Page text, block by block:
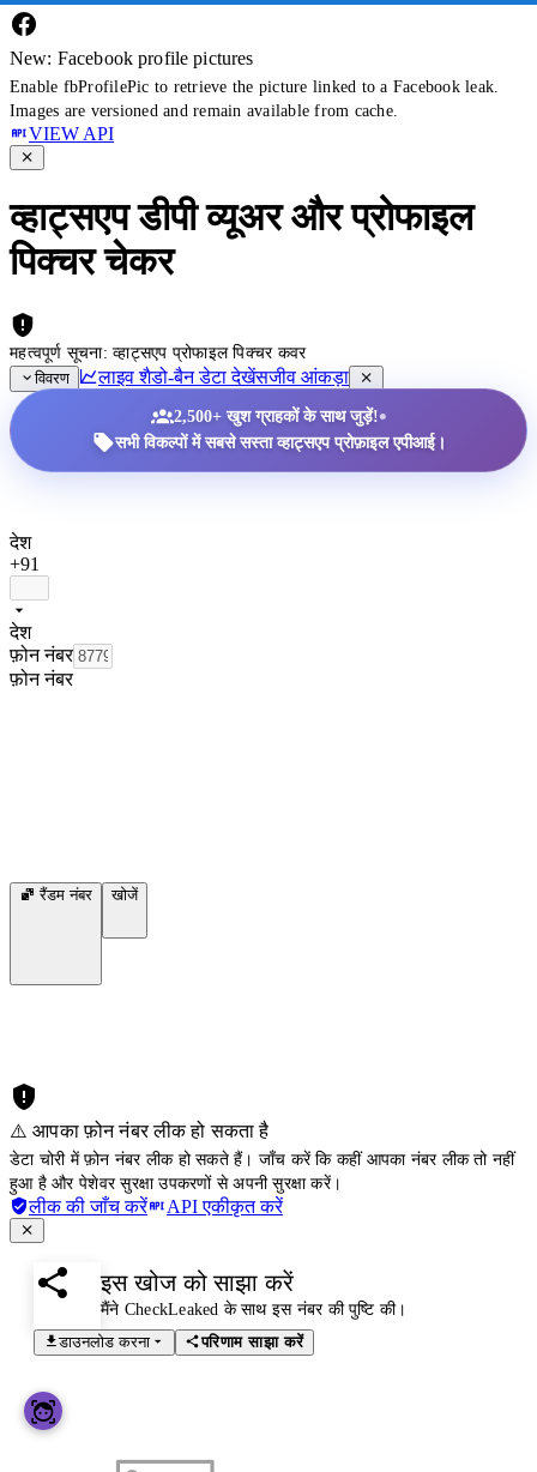
New: Facebook profile pictures
Enable fbProfilePic to retrieve the picture linked to a Facebook leak.
Images are versioned and remain available from cache.
VIEW API
व्हाट्सएप डीपी व्यूअर और प्रोफाइल
पिक्चर चेकर
महत्वपूर्ण सूचना: व्हाट्सएप प्रोफाइल पिक्चर कवर
विवरण
लाइव शैडो-बैन डेटा देखेंसजीव आंकड़ा
2,500+ खुश ग्राहकों के साथ जुड़ें!•
सभी विकल्पों में सबसे सस्ता व्हाट्सएप प्रोफ़ाइल एपीआई।
देश
+91
देश
फ़ोन नंबर
फ़ोन नंबर
रैंडम नंबर खोजें
⚠️ आपका फ़ोन नंबर लीक हो सकता है
डेटा चोरी में फ़ोन नंबर लीक हो सकते हैं। जाँच करें कि कहीं आपका नंबर लीक तो नहीं
हुआ है और पेशेवर सुरक्षा उपकरणों से अपनी सुरक्षा करें।
लीक की जाँच करें API एकीकृत करें
इस खोज को साझा करें
मैंने CheckLeaked के साथ इस नंबर की पुष्टि की।
डाउनलोड करना
परिणाम साझा करें